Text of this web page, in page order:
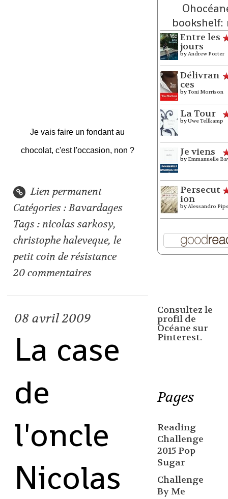
Je vais faire un fondant au
chocolat, c'est l'occasion, non ?
Lien permanent
Catégories :Bavardages
Tags : nicolas sarkosy,
christophe haleveque,le
petit coin de résistance
20 commentaires
08 avril 2009
La case
de
l'oncle
Nicolas
bookshelf:
Entre les
jours
byAndrew Porter
Délivran
ces
byToni Morrison
La Tour
byUwe Tellkamp
Je viens
by Emmanuelle
Persecut
ion
byAlessandro
Consultez le
profil de
Océane sur
Pinterest.
Pages
Reading
Challenge
2015 Pop
Sugar
Challenge
By Me